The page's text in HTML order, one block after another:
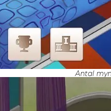
Antal